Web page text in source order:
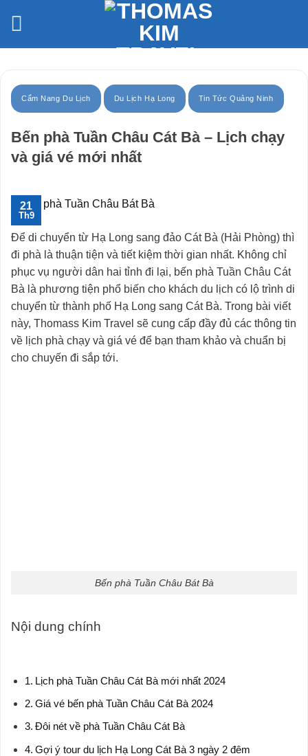
Cẩm Nang Du Lịch Du Lịch Hạ Long Tin Tức Quảng Ninh
Bến phà Tuần Châu Cát Bà – Lịch chạy
và giá vé mới nhất
21
Th9
Để di chuyển từ Hạ Long sang đảo Cát Bà (Hải Phòng) thì
đi phà là thuận tiện và tiết kiệm thời gian nhất. Không chỉ
phục vụ người dân hai tỉnh đi lại, bến phà Tuần Châu Cát
Bà là phương tiện phổ biến cho khách du lịch có lộ trình di
chuyển từ thành phố Hạ Long sang Cát Bà. Trong bài viết
này, Thomass Kim Travel sẽ cung cấp đầy đủ các thông tin
về lịch phà chạy và giá vé để bạn tham khảo và chuẩn bị
cho chuyến đi sắp tới.
Bến phà Tuần Châu Bát Bà
Nội dung chính
Lịch phà Tuần Châu Cát Bà mới nhất 2024
Giá vé bến phà Tuần Châu Cát Bà 2024
Đôi nét về phà Tuần Châu Cát Bà
Gợi ý tour du lịch Hạ Long Cát Bà 3 ngày 2 đêm